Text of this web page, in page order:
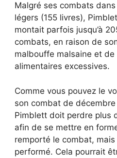
Malgré ses combats
légers (155 livres),
montait parfois jusqu’à
combats, en raison de
malbouffe malsaine et
alimentaires excessives.
Comme vous pouvez le
son combat de décembre
Pimblett doit perdre plus
afin de se mettre en
remporté le combat,
performé. Cela pourrait